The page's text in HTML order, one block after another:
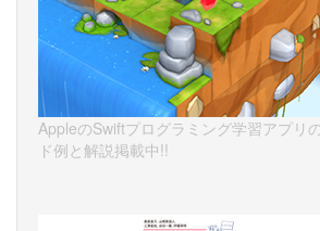
AppleのSwiftプログラミング学習アプリ
ド例と解説掲載中!!